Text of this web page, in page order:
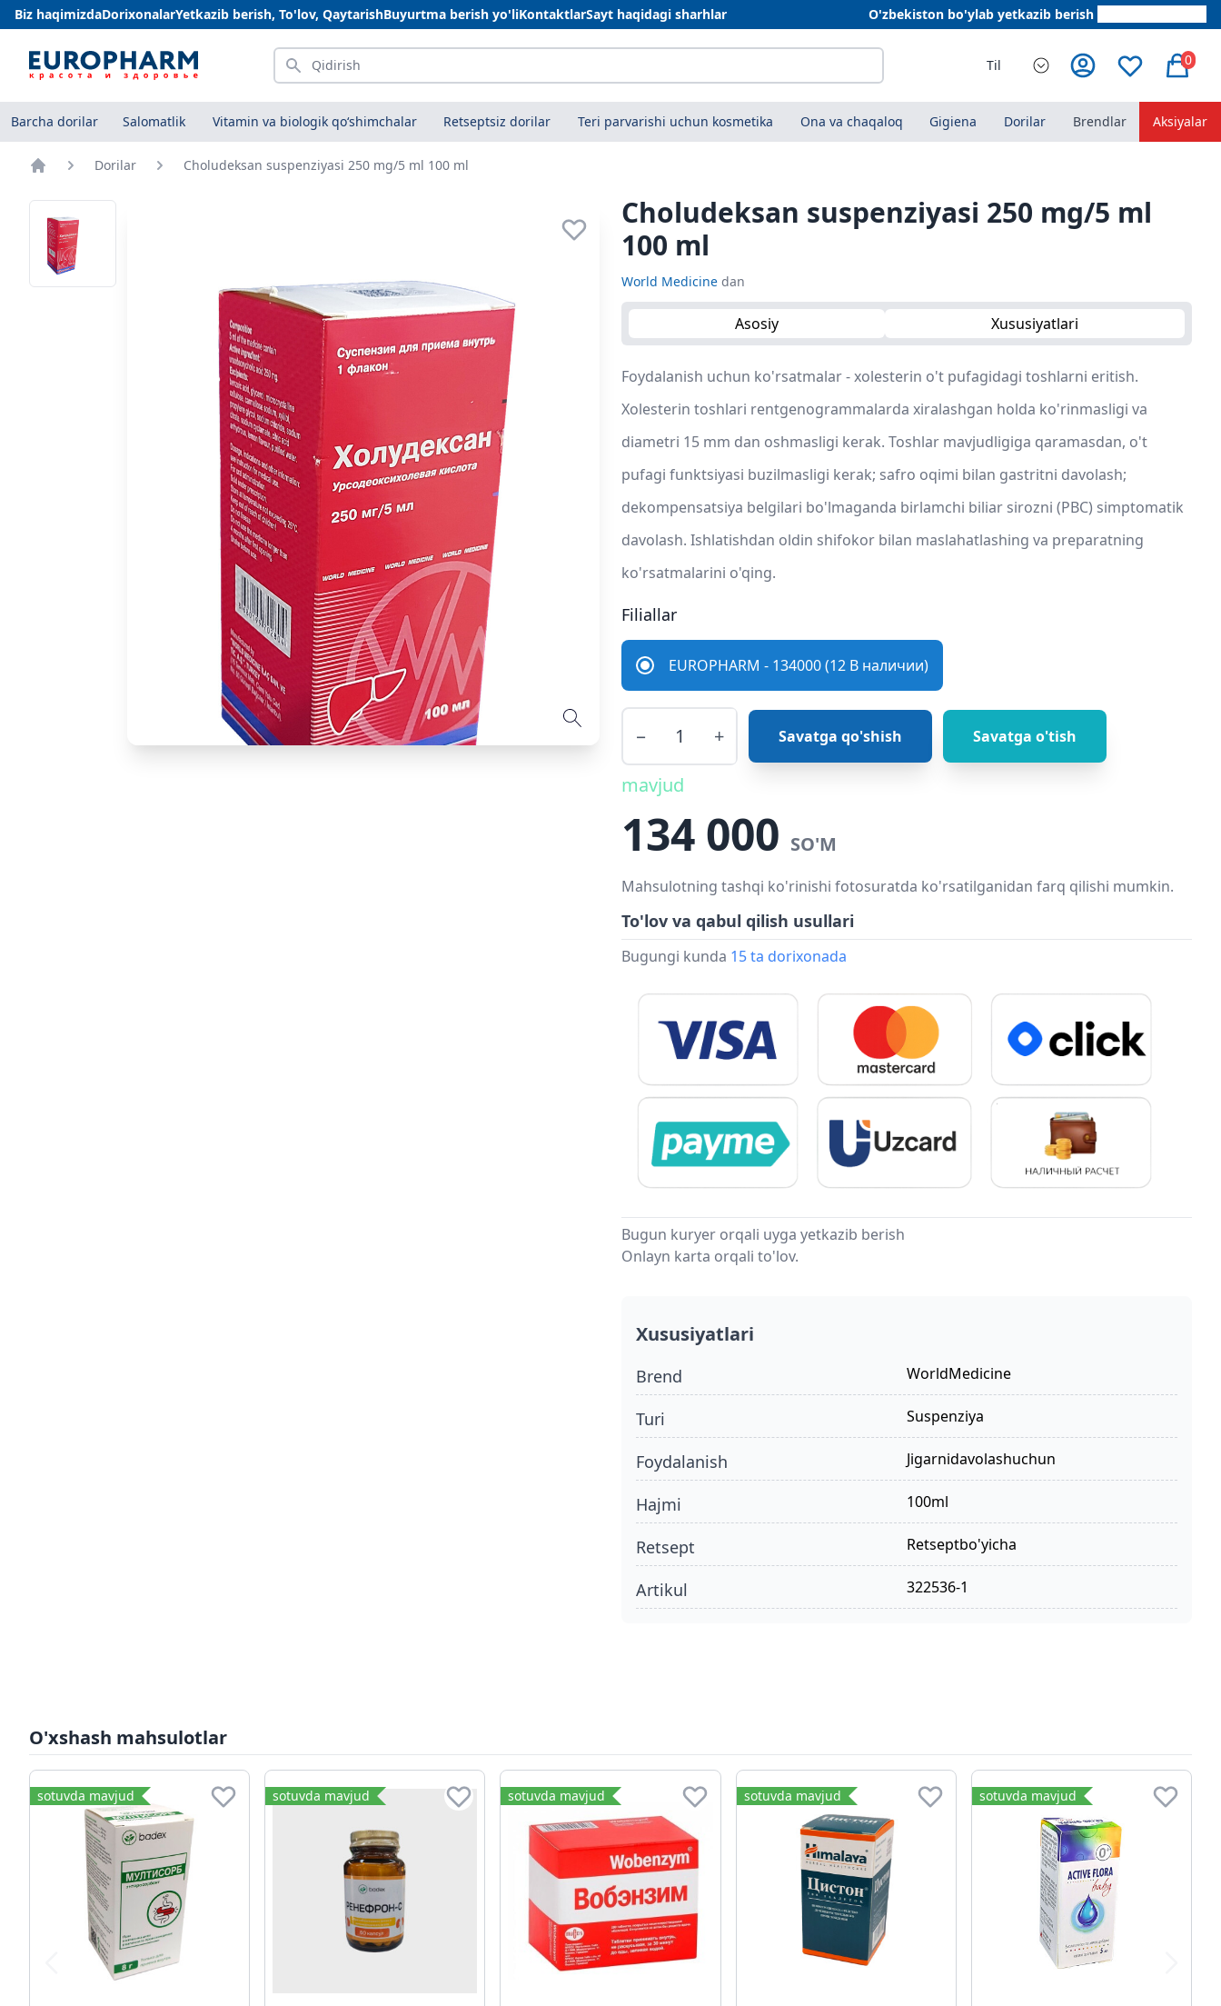
Biz haqimizdaDorixonalarYetkazib berish, To'lov, QaytarishBuyurtma berish yo'liKontaktlarSayt haqidagi sharhlar O'zbekiston bo'ylab yetkazib berish
Qidirish Til 0
Barcha dorilar Salomatlik Vitamin va biologik qo‘shimchalar Retseptsiz dorilar Teri parvarishi uchun kosmetika Ona va chaqaloq Gigiena Dorilar Brendlar Aksiyalar
Dorilar Choludeksan suspenziyasi 250 mg/5 ml 100 ml
Choludeksan suspenziyasi 250 mg/5 ml
100 ml
World Medicine dan
Asosiy Xususiyatlari
Foydalanish uchun ko'rsatmalar - xolesterin o't pufagidagi toshlarni eritish.
Xolesterin toshlari rentgenogrammalarda xiralashgan holda ko'rinmasligi va
diametri 15 mm dan oshmasligi kerak. Toshlar mavjudligiga qaramasdan, o't
pufagi funktsiyasi buzilmasligi kerak; safro oqimi bilan gastritni davolash;
dekompensatsiya belgilari bo'lmaganda birlamchi biliar sirozni (PBC) simptomatik
davolash. Ishlatishdan oldin shifokor bilan maslahatlashing va preparatning
ko'rsatmalarini o'qing.
Filiallar
EUROPHARM - 134000 (12 В наличии)
− + Savatga qo'shish Savatga o'tish
mavjud
134 000 SO'M
Mahsulotning tashqi ko'rinishi fotosuratda ko'rsatilganidan farq qilishi mumkin.
To'lov va qabul qilish usullari
Bugungi kunda 15 ta dorixonada
Bugun kuryer orqali uyga yetkazib berish
Onlayn karta orqali to'lov.
Xususiyatlari
Brend WorldMedicine
turi suspenziya
foydalanish jigarnidavolashuchun
hajmi 100ml
retsept retseptbo'yicha
Artikul 322536-1
O'xshash mahsulotlar
sotuvda mavjud sotuvda mavjud sotuvda mavjud sotuvda mavjud sotuvda mavjud